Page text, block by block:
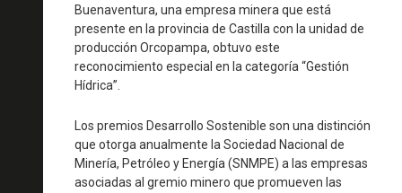
Buenaventura, una empresa minera que está
presente en la provincia de Castilla con la unidad de
producción Orcopampa, obtuvo este
reconocimiento especial en la categoría “Gestión
Hídrica”.
Los premios Desarrollo Sostenible son una distinción
que otorga anualmente la Sociedad Nacional de
Minería, Petróleo y Energía (SNMPE) a las empresas
asociadas al gremio minero que promueven las